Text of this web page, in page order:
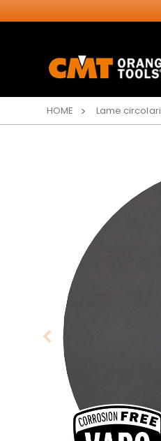
LAME CIRCOLARI
INDUSTRIALI
HOME Lame circolari